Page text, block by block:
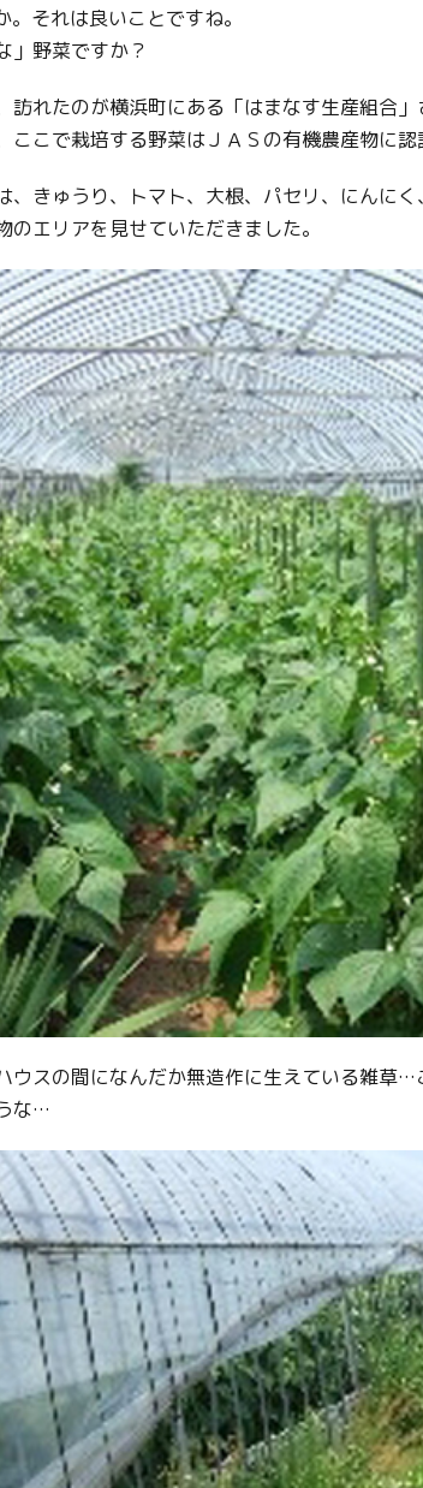
それは良いことですね。
」野菜ですか？
訪れたのが横浜町にある「はまなす生産組合」
こで栽培する野菜はＪＡＳの有機農産物に認
、きゅうり、トマト、大根、パセリ、にんに
エリアを見せていただきました。
ウスの間になんだか無造作に生えている雑草
な…
Twitter